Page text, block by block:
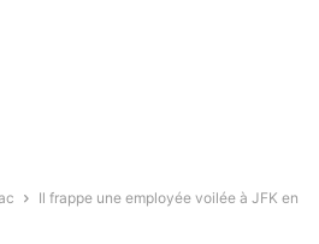
Il frappe une employée voilée à JFK en